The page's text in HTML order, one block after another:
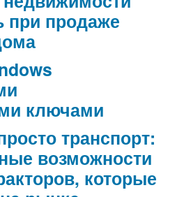
при продаже
ключами
транспорт:
возможности
которые